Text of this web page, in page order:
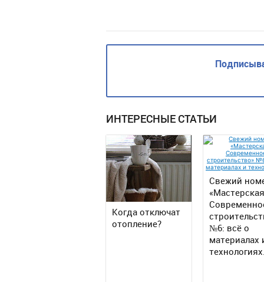
ИНТЕРЕСНЫЕ СТАТЬИ
Когда отключат
отопление?
Свежий
№6: всё о
материалах